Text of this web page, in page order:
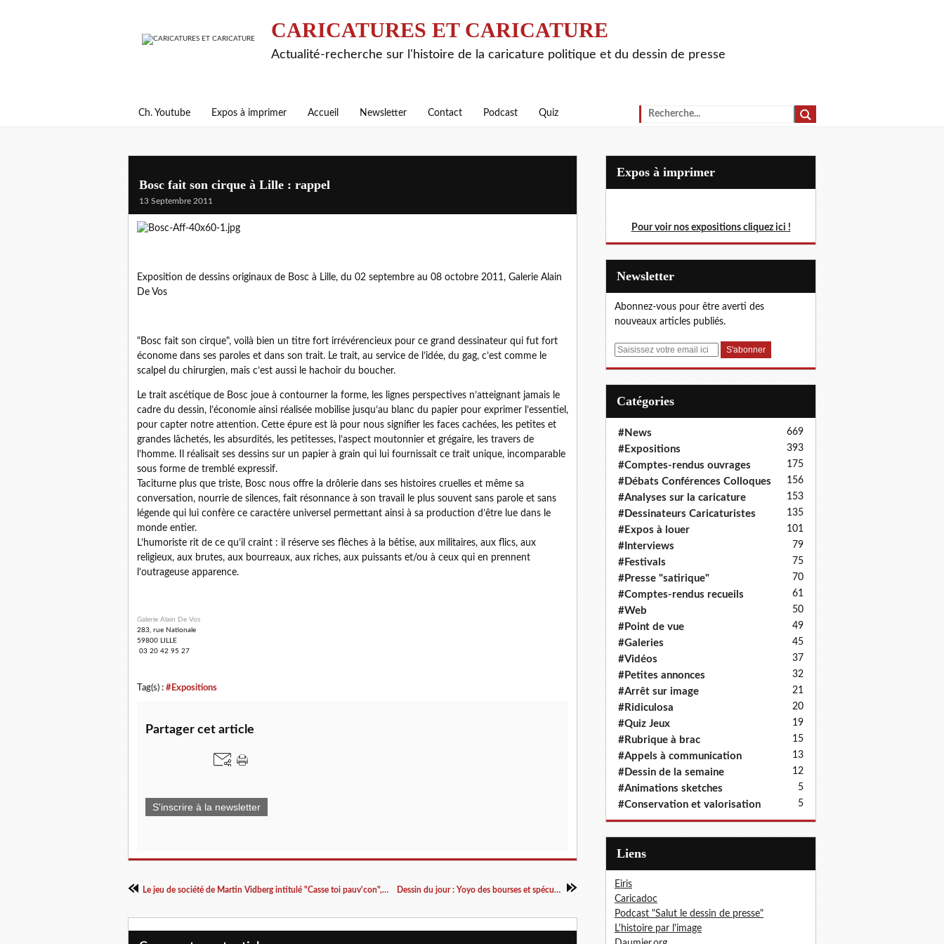
CARICATURES ET CARICATURE
Actualité-recherche sur l'histoire de la caricature politique et du dessin de presse
Ch. Youtube Expos à imprimer Accueil Newsletter Contact Podcast Quiz
Bosc fait son cirque à Lille : rappel
13 Septembre 2011
Exposition de dessins originaux de Bosc à Lille, du 02 septembre au 08 octobre 2011, Galerie Alain
De Vos
"Bosc fait son cirque", voilà bien un titre fort irrévérencieux pour ce grand dessinateur qui fut fort
économe dans ses paroles et dans son trait. Le trait, au service de l’idée, du gag, c’est comme le
scalpel du chirurgien, mais c’est aussi le hachoir du boucher.
Le trait ascétique de Bosc joue à contourner la forme, les lignes perspectives n’atteignant jamais le
cadre du dessin, l’économie ainsi réalisée mobilise jusqu’au blanc du papier pour exprimer l’essentiel,
pour capter notre attention. Cette épure est là pour nous signifier les faces cachées, les petites et
grandes lâchetés, les absurdités, les petitesses, l’aspect moutonnier et grégaire, les travers de
l’homme. Il réalisait ses dessins sur un papier à grain qui lui fournissait ce trait unique, incomparable
sous forme de tremblé expressif.
Taciturne plus que triste, Bosc nous offre la drôlerie dans ses histoires cruelles et même sa
conversation, nourrie de silences, fait résonnance à son travail le plus souvent sans parole et sans
légende qui lui confère ce caractère universel permettant ainsi à sa production d’être lue dans le
monde entier.
L’humoriste rit de ce qu’il craint : il réserve ses flèches à la bêtise, aux militaires, aux flics, aux
religieux, aux brutes, aux bourreaux, aux riches, aux puissants et/ou à ceux qui en prennent
l’outrageuse apparence.
Galerie Alain De Vos
283, rue Nationale
59800 LILLE
03 20 42 95 27
Tag(s) : #Expositions
Partager cet article
S'inscrire à la newsletter
Le jeu de société de Martin Vidberg intitulé "Casse toi pauv'con", censuré ! Dessin du jour : Yoyo des bourses et spéculation...
Expos à imprimer
Pour voir nos expositions cliquez ici !
Newsletter
Abonnez-vous pour être averti des
nouveaux articles publiés.
E
Catégories
#News 669
#Expositions 393
#Comptes-rendus ouvrages 175
#Débats Conférences Colloques 156
#Analyses sur la caricature 153
#Dessinateurs Caricaturistes 135
#Expos à louer 101
#Interviews 79
#Festivals 75
#Presse "satirique" 70
#Comptes-rendus recueils 61
#Web 50
#Point de vue 49
#Galeries 45
#Vidéos 37
#Petites annonces 32
#Arrêt sur image 21
#Ridiculosa 20
#Quiz Jeux 19
#Rubrique à brac 15
#Appels à communication 13
#Dessin de la semaine 12
#Animations sketches 5
#Conservation et valorisation 5
Liens
Eiris
Caricadoc
Podcast "Salut le dessin de presse"
L'histoire par l'image